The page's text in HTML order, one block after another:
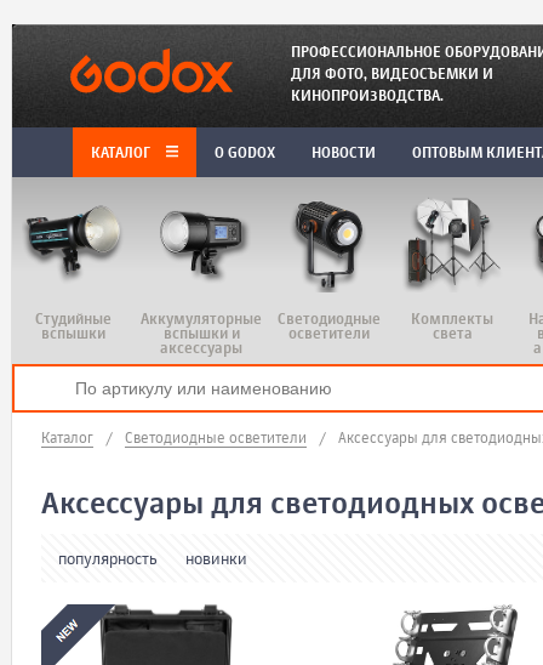
ПРОФЕССИОНАЛЬНОЕ
ДЛЯ ФОТО, ВИДЕОСЪЕМКИ И
КИНОПРОИЗВОДСТВА.
КАТАЛОГ O GODOX НОВОСТИ ОПТОВЫМ
Студийные
вспышки
Аккумуляторные
вспышки и
аксессуары
Светодиодные
осветители
Комплекты
света
Каталог / Светодиодные осветители / Аксессуары для
Аксессуары для светодиодных
популярность новинки